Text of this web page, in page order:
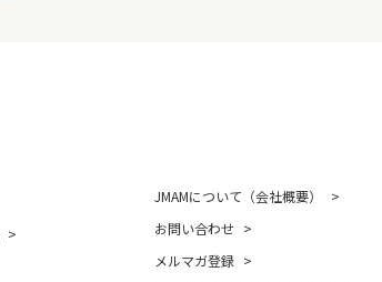
JMAMについて（会社概要）
お問い合わせ
メルマガ登録